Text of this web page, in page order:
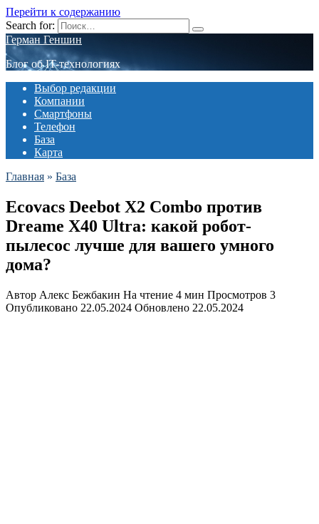
Перейти к содержанию
Search for:
Герман Геншин
Блог об IT-технологиях
Выбор редакции
Компании
Смартфоны
Телефон
База
Карта
Главная » База
Ecovacs Deebot X2 Combo против
Dreame X40 Ultra: какой робот-
пылесос лучше для вашего умного
дома?
Автор Алекс Бежбакин На чтение 4 мин Просмотров 3
Опубликовано 22.05.2024 Обновлено 22.05.2024